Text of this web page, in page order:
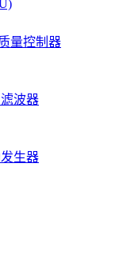
量控制器
波器
生器